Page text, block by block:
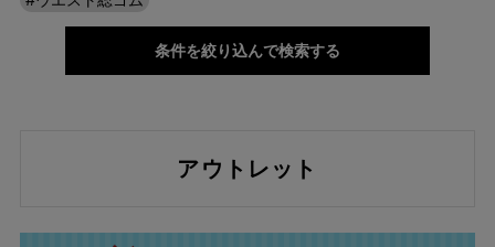
条件を絞り込んで検索する
アウトレット